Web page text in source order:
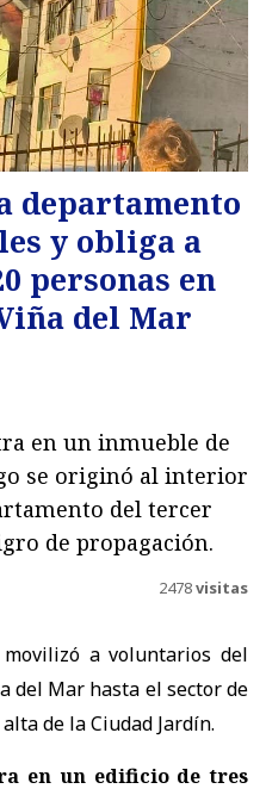
departamento
y obliga a
personas en
del Mar
en un inmueble de
se originó al interior
del tercer
de propagación.
2478visitas
movilizó a voluntarios del
del Mar hasta el sector de
de la Ciudad Jardín.
en un edificio de tres